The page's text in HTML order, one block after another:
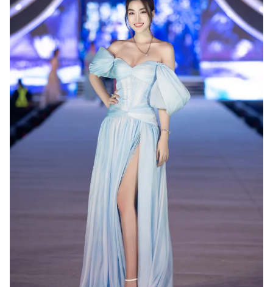
cấp ngày 29/12/2023
Tổng Biên tập:
Vũ Thanh Thủy
Phó Tổng Biên tập:Nguyễn Thị Mỹ Hạnh, Phạm Quốc Thắng,
Nguyễn Trọng Ninh
Tổng đài VTV:024.38 355 931 - 024.38 355 932
Ðiện thoại Thời báo VTV:024.66 897 897
Email:toasoan@vtv.vn
Liên hệ quảng cáo:
024-7300.7108